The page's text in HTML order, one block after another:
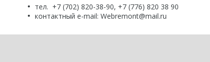
тел. +7 (702) 820-38-90, +7 (776) 820 38 90
контактный e-mail: Webremont@mail.ru